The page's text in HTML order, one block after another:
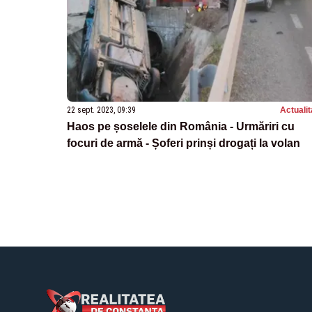
22 sept. 2023, 09:39
Haos pe șoselele din România - Urmăriri cu
focuri de armă - Șoferi prinși drogați la volan